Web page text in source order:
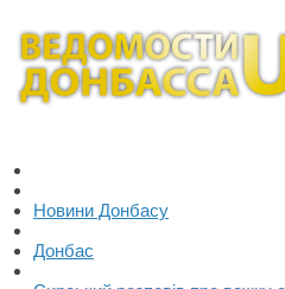
Новини Донбасу
Донбас